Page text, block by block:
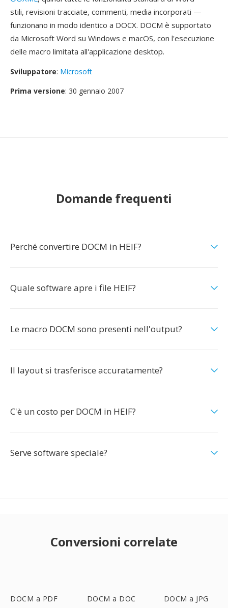
stili, revisioni tracciate, commenti, media incorporati —
funzionano in modo identico a DOCX. DOCM è supportato
da Microsoft Word su Windows e macOS, con l'esecuzione
delle macro limitata all'applicazione desktop.
Sviluppatore: Microsoft
Prima versione: 30 gennaio 2007
Domande frequenti
Perché convertire DOCM in HEIF?
Quale software apre i file HEIF?
Le macro DOCM sono presenti nell'output?
Il layout si trasferisce accuratamente?
C'è un costo per DOCM in HEIF?
Serve software speciale?
Conversioni correlate
DOCM a PDF DOCM a DOC DOCM a JPG